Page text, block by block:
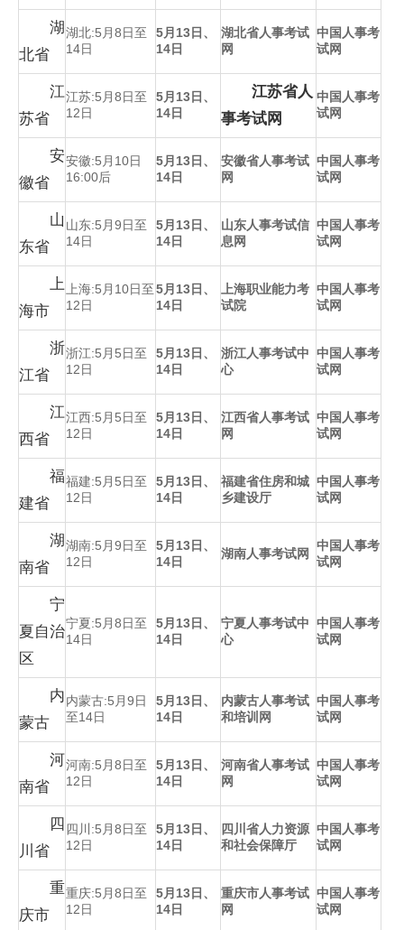
湖
北省
湖北:5月8日至
14日
5月13日、
14日
湖北省人事考试
网
中国人事考
试网
江
苏省
江苏:5月8日至
12日
5月13日、
14日
江苏省人
事考试网
中国人事考
试网
安
徽省
安徽:5月10日
16:00后
5月13日、
14日
安徽省人事考试
网
中国人事考
试网
山
东省
山东:5月9日至
14日
5月13日、
14日
山东人事考试信
息网
中国人事考
试网
上
海市
上海:5月10日至
12日
5月13日、
14日
上海职业能力考
试院
中国人事考
试网
浙
江省
浙江:5月5日至
12日
5月13日、
14日
浙江人事考试中
心
中国人事考
试网
江
西省
江西:5月5日至
12日
5月13日、
14日
江西省人事考试
网
中国人事考
试网
福
建省
福建:5月5日至
12日
5月13日、
14日
福建省住房和城
乡建设厅
中国人事考
试网
湖
南省
湖南:5月9日至
12日
5月13日、
14日
湖南人事考试网
中国人事考
试网
宁
夏自治
区
宁夏:5月8日至
14日
5月13日、
14日
宁夏人事考试中
心
中国人事考
试网
内
蒙古
内蒙古:5月9日
至14日
5月13日、
14日
内蒙古人事考试
和培训网
中国人事考
试网
河
南省
河南:5月8日至
12日
5月13日、
14日
河南省人事考试
网
中国人事考
试网
四
川省
四川:5月8日至
12日
5月13日、
14日
四川省人力资源
和社会保障厅
中国人事考
试网
重
庆市
重庆:5月8日至
12日
5月13日、
14日
重庆市人事考试
网
中国人事考
试网